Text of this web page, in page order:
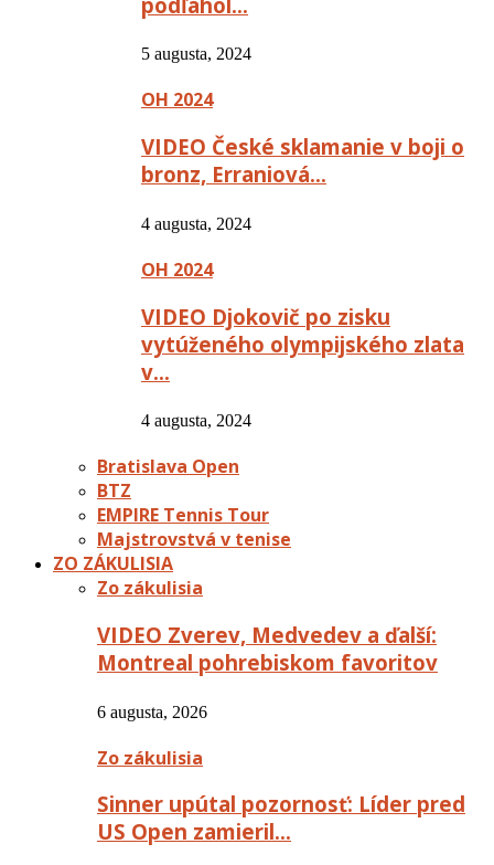
5 augusta, 2024
OH 2024
VIDEO České sklamanie v boji o
bronz, Erraniová…
4 augusta, 2024
OH 2024
VIDEO Djokovič po zisku
vytúženého olympijského zlata
v…
4 augusta, 2024
Bratislava Open
BTZ
EMPIRE Tennis Tour
Majstrovstvá v tenise
ZO ZÁKULISIA
Zo zákulisia
VIDEO Zverev, Medvedev a ďalší:
Montreal pohrebiskom favoritov
6 augusta, 2026
Zo zákulisia
Sinner upútal pozornosť: Líder pred
US Open zamieril…